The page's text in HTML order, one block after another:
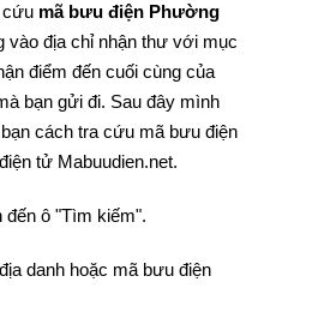
cứu mã bưu điện Phường
vào địa chỉ nhận thư với mục
điểm đến cuối cùng của
bạn gửi đi. Sau đây mình
cách tra cứu mã bưu điện
tử Mabuudien.net.
đến ô "Tìm kiếm".
danh hoặc mã bưu điện